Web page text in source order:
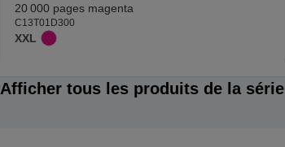
20 000 pages magenta
C13T01D300
XXL
Afficher tous les produits de la série